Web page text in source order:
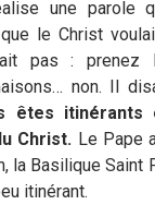
une parole
le Christ
pas : prenez
non. Il
êtes itinérants
Christ. Le Pape
la Basilique Saint
itinérant.